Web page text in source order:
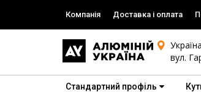
Компанія Доставка і оплата
вул.
Стандартний профіль